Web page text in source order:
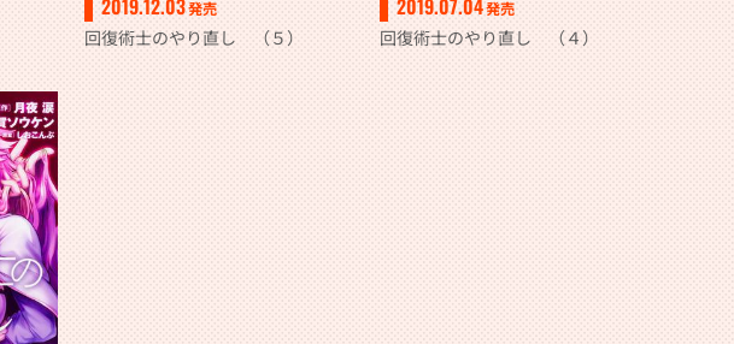
2019.12.03発売
回復術士のやり直し （５）
2019.07.04発売
回復術士のやり直し （４）